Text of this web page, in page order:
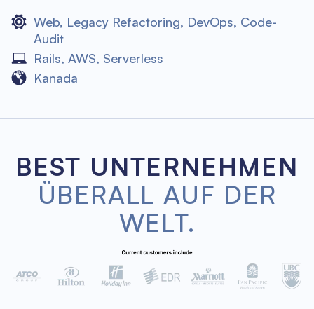
Web, Legacy Refactoring, DevOps, Code-
Audit
Rails, AWS, Serverless
Kanada
BEST UNTERNEHMEN
ÜBERALL AUF DER
WELT.